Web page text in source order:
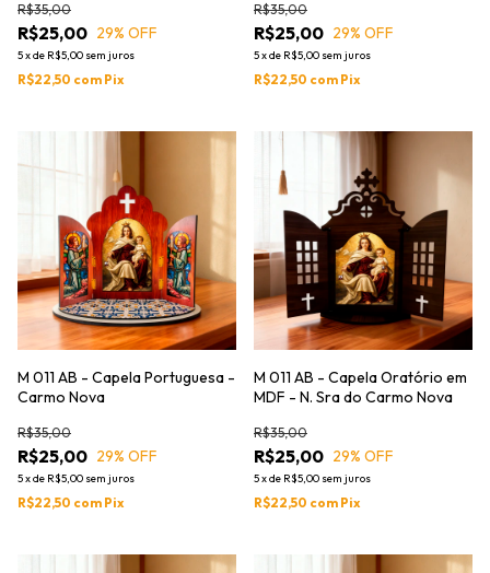
R$25,00
R$35,00
29% OFF
5xde R$5,00 sem juros
R$22,50 com Pix
R$25,00
R$35,00
29% OFF
5xde R$5,00 sem juros
R$22,50 com Pix
M 011 AB - Capela Portuguesa -
Carmo Nova
R$25,00
R$35,00
29% OFF
5xde R$5,00 sem juros
R$22,50 com Pix
M 011 AB - Capela Oratório em
MDF - N. Sra do Carmo Nova
R$25,00
R$35,00
29% OFF
5xde R$5,00 sem juros
R$22,50 com Pix